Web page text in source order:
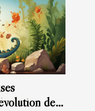
de